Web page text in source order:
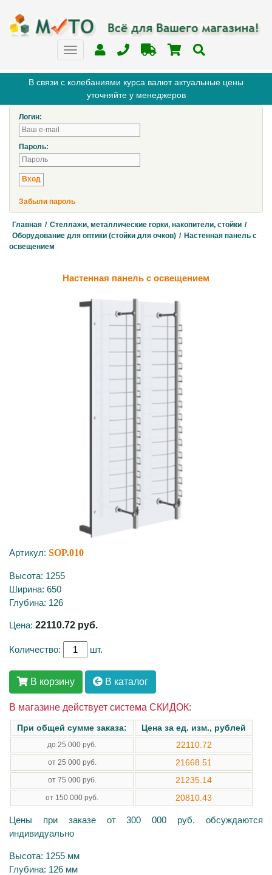
В связи с колебаниями курса валют актуальные цены
уточняйте у менеджеров
Логин:
Пароль:
Забыли пароль
Главная / Стеллажи, металлические горки, накопители, стойки /
Оборудование для оптики (стойки для очков) / Настенная панель c
освещением
Настенная панель c освещением
Артикул: SOP.010
Высота: 1255
Ширина: 650
Глубина: 126
Цена: 22110.72 руб.
Количество: шт.
В корзину В каталог
В магазине действует система СКИДОК:
При общей сумме заказа: Цена за ед. изм., рублей
до 25 000 руб. 22110.72
от 25 000 руб. 21668.51
от 75 000 руб. 21235.14
от 150 000 руб. 20810.43
Цены при заказе от 300 000 руб. обсуждаются
индивидуально
Высота: 1255 мм
Глубина: 126 мм